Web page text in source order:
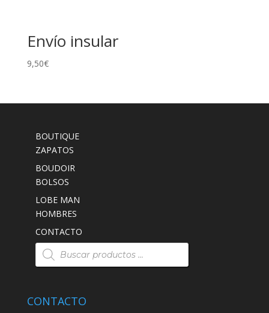
Envío insular
9,50€
BOUTIQUE
ZAPATOS
BOUDOIR
BOLSOS
LOBE MAN
HOMBRES
CONTACTO
Búsqueda
de
productos
CONTACTO